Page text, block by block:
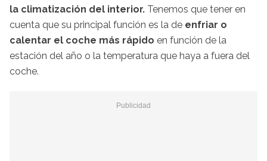
la climatización del interior. Tenemos que tener en
cuenta que su principal función es la de enfriar o
calentar el coche más rápido en función de la
estación del año o la temperatura que haya a fuera del
coche.